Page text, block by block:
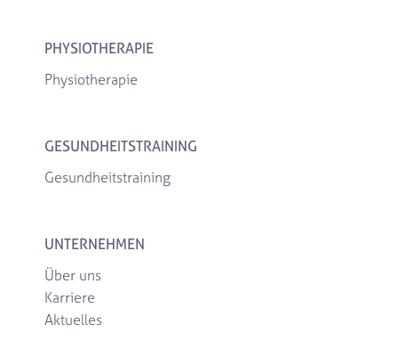
PHYSIOTHERAPIE
Physiotherapie
GESUNDHEITSTRAINING
Gesundheitstraining
UNTERNEHMEN
Über uns
Karriere
Aktuelles